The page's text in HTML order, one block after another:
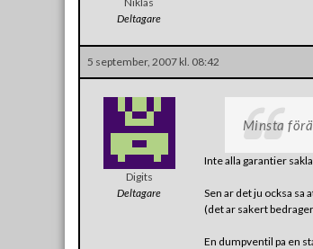
Deltagare
5 september, 2007 kl. 08:42
Digits
Deltagare
Minsta
Inte alla garantier
Sen ar det ju ocksa sa
(det ar sakert
En dumpventil pa en